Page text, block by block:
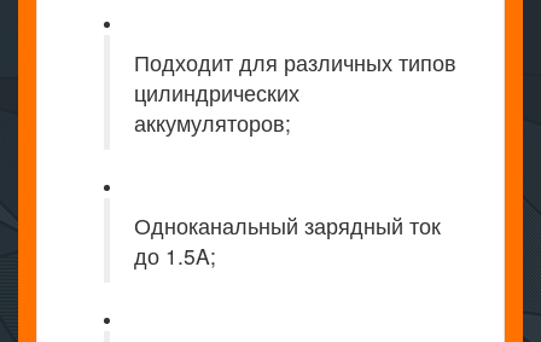
Подходит для различных типов
цилиндрических
аккумуляторов;
Одноканальный зарядный ток
до 1.5A;